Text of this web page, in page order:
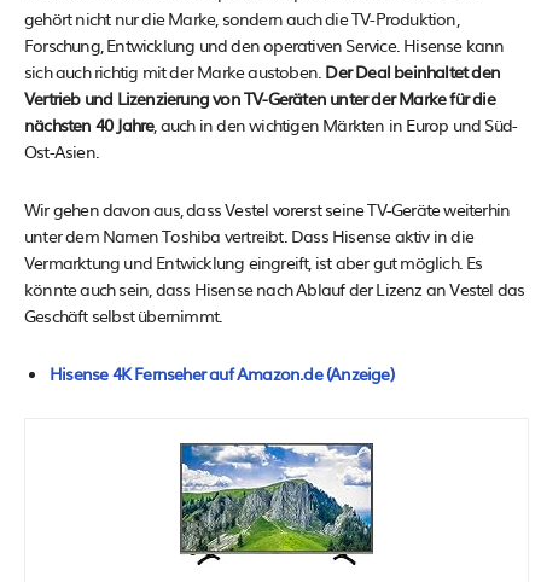
gehört nicht nur die Marke, sondern auch die TV-Produktion,
Forschung, Entwicklung und den operativen Service. Hisense kann
sich auch richtig mit der Marke austoben. Der Deal beinhaltet den
Vertrieb und Lizenzierung von TV-Geräten unter der Marke für die
nächsten 40 Jahre, auch in den wichtigen Märkten in Europ und Süd-
Ost-Asien.
Wir gehen davon aus, dass Vestel vorerst seine TV-Geräte weiterhin
unter dem Namen Toshiba vertreibt. Dass Hisense aktiv in die
Vermarktung und Entwicklung eingreift, ist aber gut möglich. Es
könnte auch sein, dass Hisense nach Ablauf der Lizenz an Vestel das
Geschäft selbst übernimmt.
Hisense 4K Fernseher auf Amazon.de (Anzeige)